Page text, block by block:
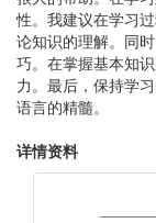
性。我建议在学习
论知识的理解。同
巧。在掌握基本知
力。最后，保持学
语言的精髓。
详情资料